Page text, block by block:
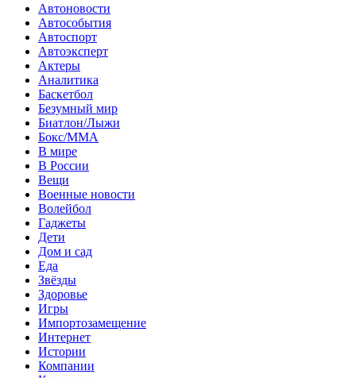
Автоновости
Автособытия
Автоспорт
Автоэксперт
Актеры
Аналитика
Баскетбол
Безумный мир
Биатлон/Лыжи
Бокс/MMA
В мире
В России
Вещи
Военные новости
Волейбол
Гаджеты
Дети
Дом и сад
Еда
Звёзды
Здоровье
Игры
Импортозамещение
Интернет
Истории
Компании